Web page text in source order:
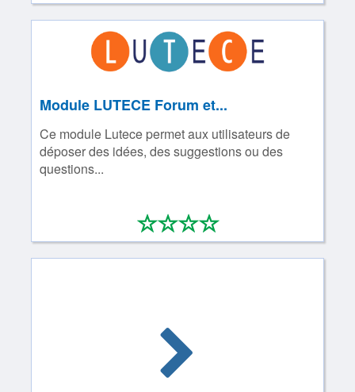
Module LUTECE Forum et...
Ce module Lutece permet aux utilisateurs de
déposer des idées, des suggestions ou des
questions...
****
0/4